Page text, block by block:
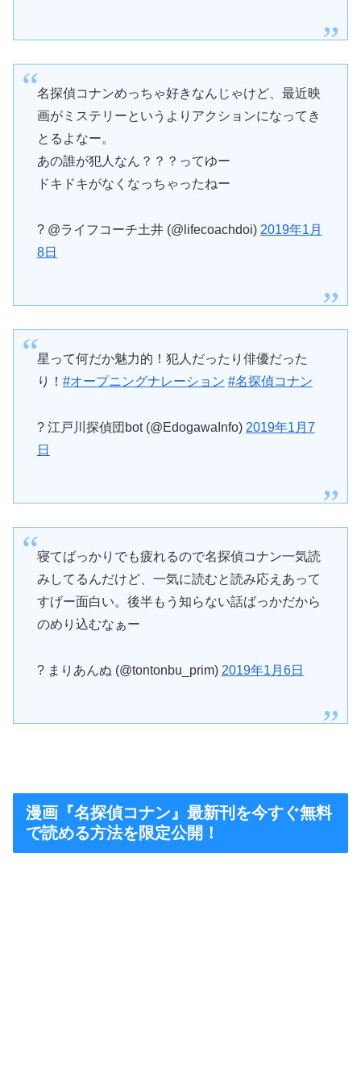
名探偵コナンめっちゃ好きなんじゃけど、最近映
画がミステリーというよりアクションになってき
とるよなー。
あの誰が犯人なん？？？ってゆー
ドキドキがなくなっちゃったねー
? @ライフコーチ土井 (@lifecoachdoi) 2019年1月
8日
星って何だか魅力的！犯人だったり俳優だった
り！ #オープニングナレーション #名探偵コナン
? 江戸川探偵団bot (@EdogawaInfo) 2019年1月7
日
寝てばっかりでも疲れるので名探偵コナン一気読
みしてるんだけど、一気に読むと読み応えあって
すげー面白い。後半もう知らない話ばっかだから
のめり込むなぁー
? まりあんぬ (@tontonbu_prim) 2019年1月6日
漫画『名探偵コナン』最新刊を今すぐ無料
で読める方法を限定公開！